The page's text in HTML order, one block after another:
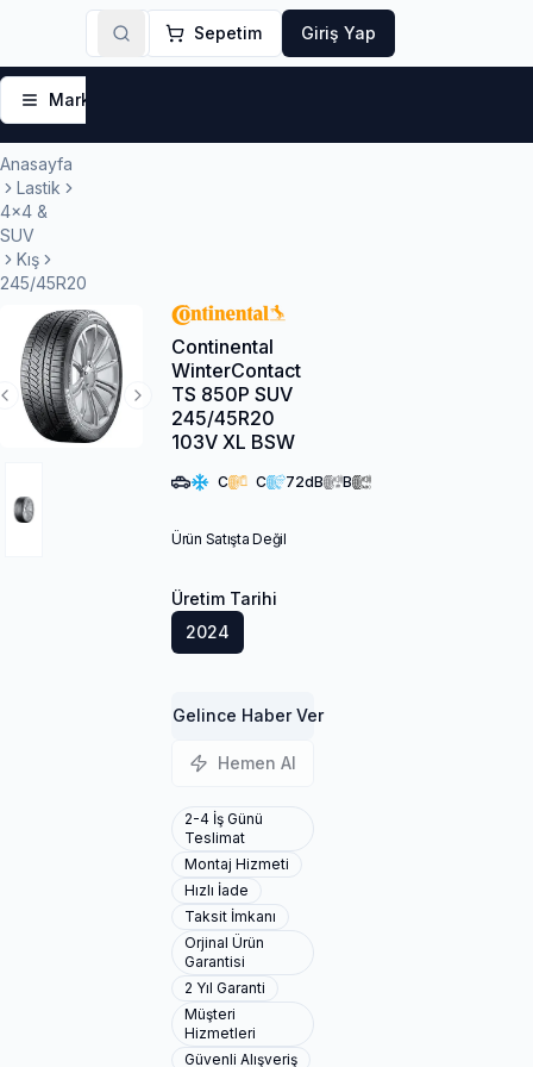
Sepetim Giriş Yap
Markalar
Anasayfa
Lastik
4x4 &
SUV
Kış
245/45R20
Next Slide
Previous Slide
Continental
WinterContact
TS 850P SUV
245/45R20
103V XL BSW
C C 72dB B
Ürün Satışta Değil
Üretim Tarihi
2024
Gelince Haber Ver
Hemen Al
2-4 İş Günü
Teslimat
Montaj Hizmeti
Hızlı İade
Taksit İmkanı
Orjinal Ürün
Garantisi
2 Yıl Garanti
Müşteri
Hizmetleri
Güvenli Alışveriş